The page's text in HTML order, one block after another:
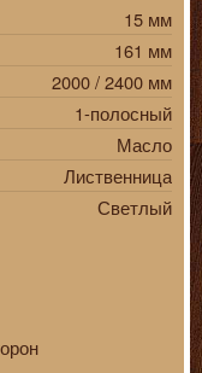
15 мм
161 мм
2000 / 2400 мм
1-полосный
Масло
Лиственница
Светлый